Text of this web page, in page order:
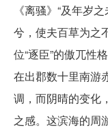
《离骚》“及年岁
兮，使夫百草为之
位“逐臣”的傲兀性
在出郡数十里南游
调，而阴晴的变化
之感。这滨海的周